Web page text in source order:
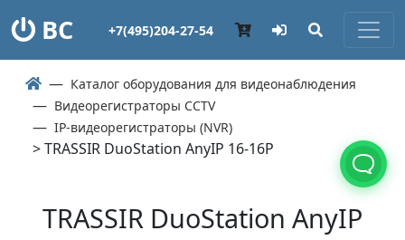
ВС +7(495)204-27-54
Каталог оборудования для видеонаблюдения
Видеорегистраторы CCTV
IP-видеорегистраторы (NVR)
> TRASSIR DuoStation AnyIP 16-16P
TRASSIR DuoStation AnyIP